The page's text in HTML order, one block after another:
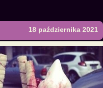
18 października 2021